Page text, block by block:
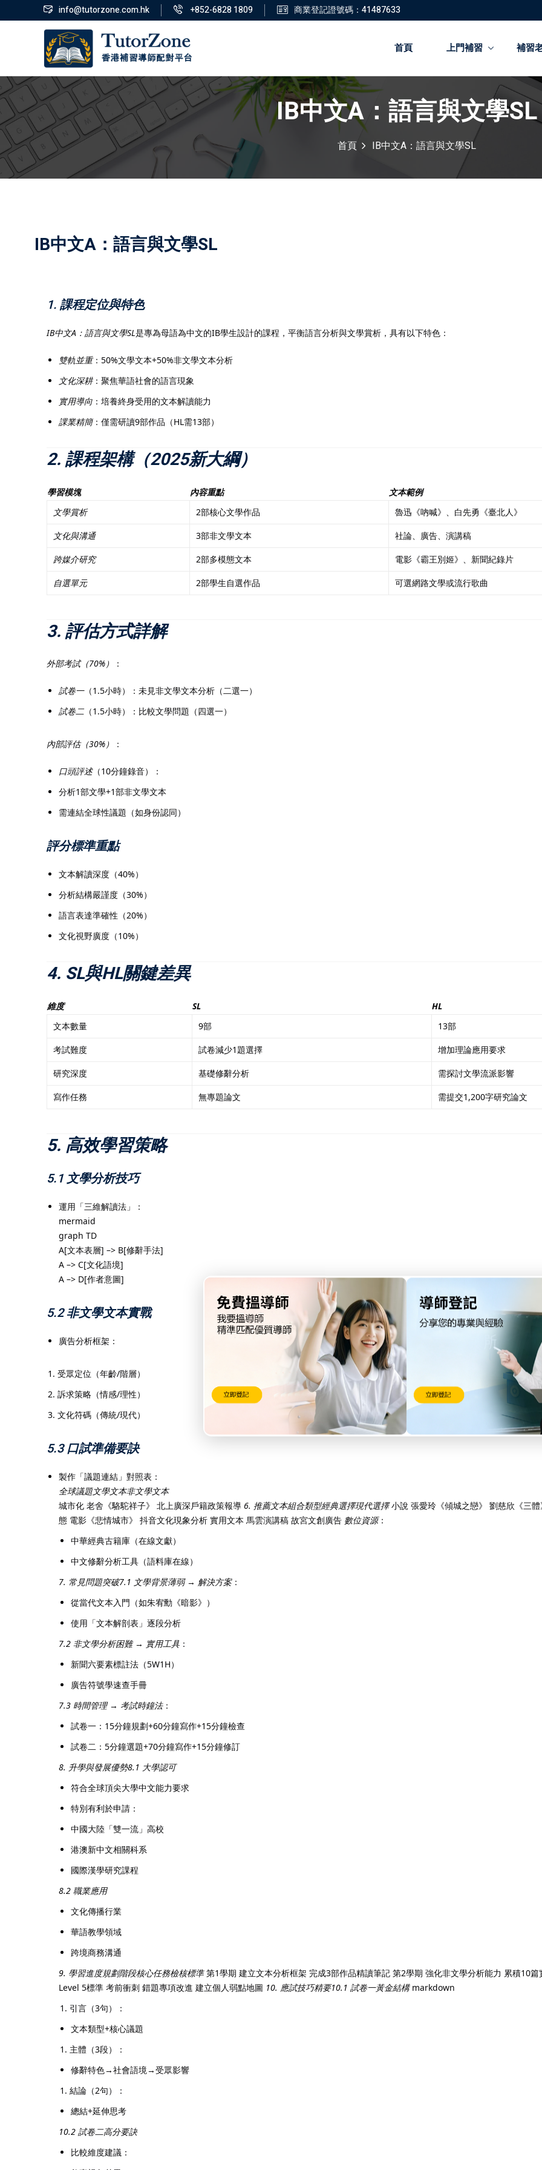
info@tutorzone.com.hk +852-6828 1809 商業登記證號碼：41487633
首頁 上門補習 補習
IB中文A：語言與文學SL
首頁 IB中文A：語言與文學SL
IB中文A：語言與文學SL
1. 課程定位與特色
IB中文A：語言與文學SL是專為母語為中文的IB學生設計的課程，平衡語言分析與文學賞析，具有以下特色：
雙軌並重：50%文學文本+50%非文學文本分析
文化深耕：聚焦華語社會的語言現象
實用導向 ：培養終身受用的文本解讀能力
課業精簡：僅需研讀9部作品（HL需13部）
2. 課程架構（2025新大綱）
學習模塊 內容重點
文本範例
文學賞析
2部核心文學作品 魯迅《吶喊》、白先勇《臺北人》
文化與溝通 3部非文學文本 社論、廣告、演講稿
跨媒介研究 2部多模態文本 電影《霸王別姬》、新聞紀錄片
自選單元 2部學生自選作品 可選網路文學或流行歌曲
3. 評估方式詳解
外部考試（70%） ：
試卷一（1.5小時）：未見非文學文本分析（二選一）
試卷二（1.5小時）：比較文學問題（四選一）
內部評估（30%） ：
口頭評述（10分鐘錄音）：
分析1部文學+1部非文學文本
需連結全球性議題（如身份認同）
評分標準重點
文本解讀深度（40%）
分析結構嚴謹度（30%）
語言表達準確性（20%）
文化視野廣度（10%）
4. SL與HL關鍵差異
維度 SL
HL
文本數量
9部 13部
考試難度 試卷減少1題選擇 增加理論應用要求
研究深度 基礎修辭分析 需探討文學流派影響
寫作任務 無專題論文 需提交1,200字研究論文
5. 高效學習策略
5.1 文學分析技巧
運用「三維解讀法」：
mermaid
graph TD
A[文本表層] –> B[修辭手法]
A –> C[文化語境]
A –> D[作者意圖]
5.2 非文學文本實戰
廣告分析框架：
受眾定位（年齡/階層）
訴求策略（情感/理性）
文化符碼（傳統/現代）
5.3 口試準備要訣
製作「議題連結」對照表：
全球議題文學文本非文學文本
城市化 老舍《駱駝祥子》 北上廣深戶籍政策報導 6. 推薦文本組合類型經典選擇現代選擇小說 張愛玲《傾城之戀》 劉慈欣《三
態 電影《悲情城市》 抖音文化現象分析 實用文本 馬雲演講稿 故宮文創廣告 數位資源：
中華經典古籍庫（在線文獻）
中文修辭分析工具（語料庫在線）
7. 常見問題突破7.1 文學背景薄弱→ 解決方案：
從當代文本入門（如朱宥勳《暗影》）
使用「文本解剖表」逐段分析
7.2 非文學分析困難→ 實用工具 ：
新聞六要素標註法（5W1H）
廣告符號學速查手冊
7.3 時間管理→ 考試時鐘法：
試卷一：15分鐘規劃+60分鐘寫作+15分鐘檢查
試卷二：5分鐘選題+70分鐘寫作+15分鐘修訂
8. 升學與發展優勢8.1 大學認可
符合全球頂尖大學中文能力要求
特別有利於申請：
中國大陸「雙一流」高校
港澳新中文相關科系
國際漢學研究課程
8.2 職業應用
文化傳播行業
華語教學領域
跨境商務溝通
9. 學習進度規劃階段核心任務檢核標準第1學期 建立文本分析框架 完成3部作品精讀筆記 第2學期 強化非文學分析能力 累積10
Level 5標準 考前衝刺 錯題專項改進 建立個人弱點地圖 10. 應試技巧精要10.1 試卷一黃金結構markdown
引言（3句）：
文本類型+核心議題
主體（3段）：
修辭特色→社會語境→受眾影響
結論（2句）：
總結+延伸思考
10.2 試卷二高分要訣
比較維度建議：
登錄 註冊
登錄
您還沒有帳號?註冊